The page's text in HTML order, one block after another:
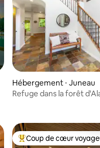
Hébergement ⋅ Juneau
Refuge dans la forêt
Coups de cœur
Coup de cœur